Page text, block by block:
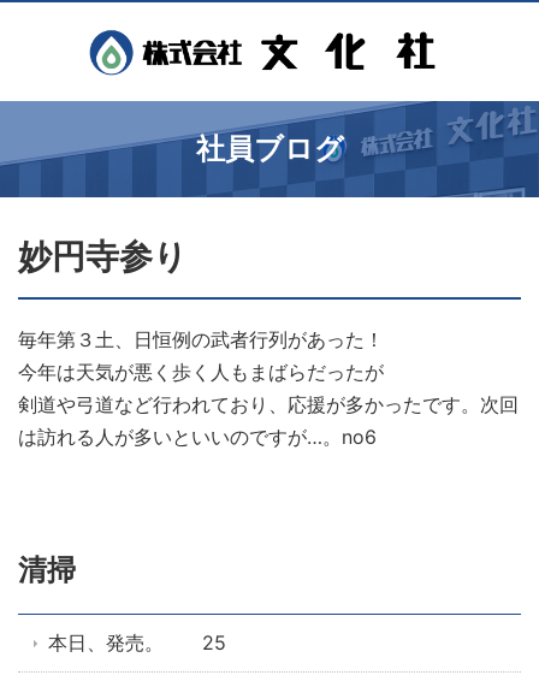
社員ブログ
妙円寺参り
毎年第３土、日恒例の武者行列があった！
今年は天気が悪く歩く人もまばらだったが
剣道や弓道など行われており、応援が多かったです。次回
は訪れる人が多いといいのですが…。no6
清掃
本日、発売。 25